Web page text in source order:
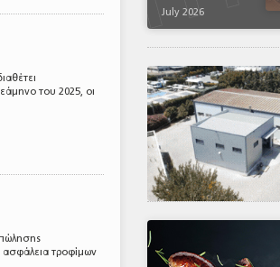
του 2025, οι
ασφάλεια τροφίμων
July 2026